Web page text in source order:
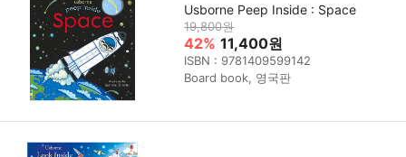
Usborne Peep Inside : Space
19,800원
42% 11,400원
ISBN : 9781409599142
Board book, 영국판